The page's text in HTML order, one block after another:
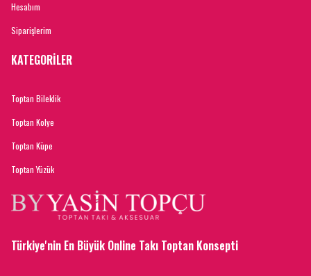
Hesabım
Siparişlerim
KATEGORİLER
Toptan Bileklik
Toptan Kolye
Toptan Küpe
Toptan Yüzük
Türkiye'nin En Büyük Online Takı Toptan Konsepti